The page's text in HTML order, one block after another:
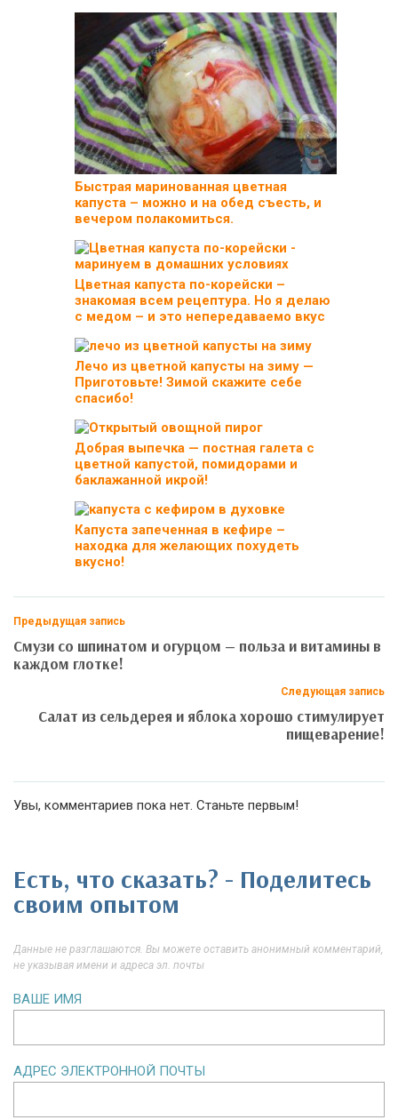
Быстрая маринованная цветная
капуста – можно и на обед съесть, и
вечером полакомиться.
Цветная капуста по-корейски –
знакомая всем рецептура. Но я делаю
с медом – и это непередаваемо вкус
Лечо из цветной капусты на зиму —
Приготовьте! Зимой скажите себе
спасибо!
Добрая выпечка — постная галета с
цветной капустой, помидорами и
баклажанной икрой!
Капуста запеченная в кефире –
находка для желающих похудеть
вкусно!
Предыдущая запись
Смузи со шпинатом и огурцом — польза и витамины в
каждом глотке!
Следующая запись
Салат из сельдерея и яблока хорошо стимулирует
пищеварение!
Увы, комментариев пока нет. Станьте первым!
Есть, что сказать? - Поделитесь
своим опытом
Данные не разглашаются. Вы можете оставить анонимный комментарий,
не указывая имени и адреса эл. почты
ВАШЕ ИМЯ
АДРЕС ЭЛЕКТРОННОЙ ПОЧТЫ